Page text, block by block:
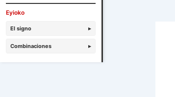
Eyioko
El signo ▸
Combinaciones ▸